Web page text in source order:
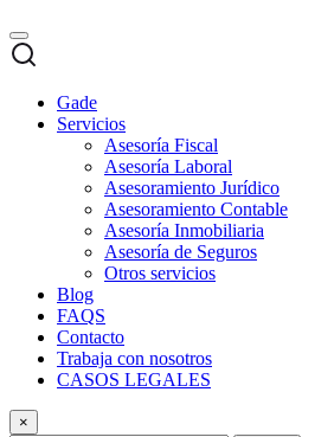
Gade
Servicios
Asesoría Fiscal
Asesoría Laboral
Asesoramiento Jurídico
Asesoramiento Contable
Asesoría Inmobiliaria
Asesoría de Seguros
Otros servicios
Blog
FAQS
Contacto
Trabaja con nosotros
CASOS LEGALES
×